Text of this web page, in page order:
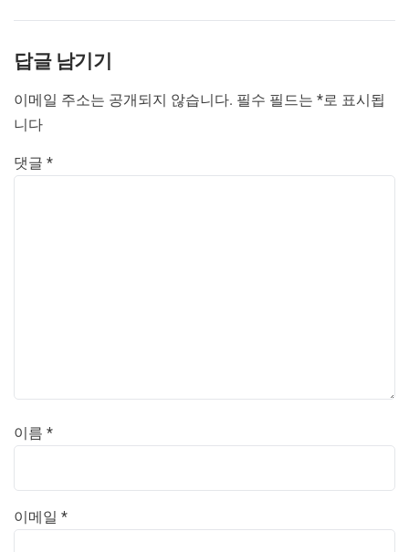
답글 남기기
이메일 주소는 공개되지 않습니다. 필수 필드는 *로 표시됩
니다
댓글 *
이름 *
이메일 *